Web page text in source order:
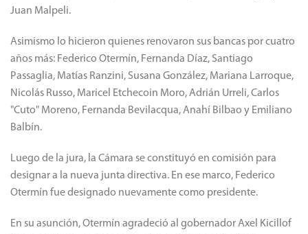
Juan Malpeli.
Asimismo lo hicieron quienes renovaron sus bancas por cuatro
años más: Federico Otermín, Fernanda Díaz, Santiago
Passaglia, Matías Ranzini, Susana González, Mariana Larroque,
Nicolás Russo, Maricel Etchecoin Moro, Adrián Urreli, Carlos
"Cuto" Moreno, Fernanda Bevilacqua, Anahí Bilbao y Emiliano
Balbín.
Luego de la jura, la Cámara se constituyó en comisión para
designar a la nueva junta directiva. En ese marco, Federico
Otermín fue designado nuevamente como presidente.
En su asunción, Otermín agradeció al gobernador Axel Kicillof